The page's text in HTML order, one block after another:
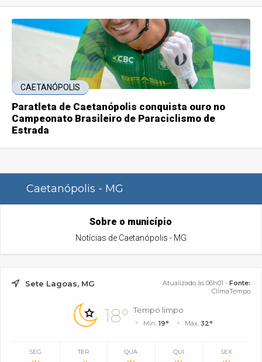
CAETANÓPOLIS
Paratleta de Caetanópolis conquista ouro no
Campeonato Brasileiro de Paraciclismo de
Estrada
Caetanópolis - MG
Sobre o município
Notícias de Caetanópolis - MG
Sete Lagoas, MG Atualizado às 06h01 - Fonte:
ClimaTempo
18° Tempo limpo
Mín.19° Máx. 32°
SEG TER QUA QUI SEX